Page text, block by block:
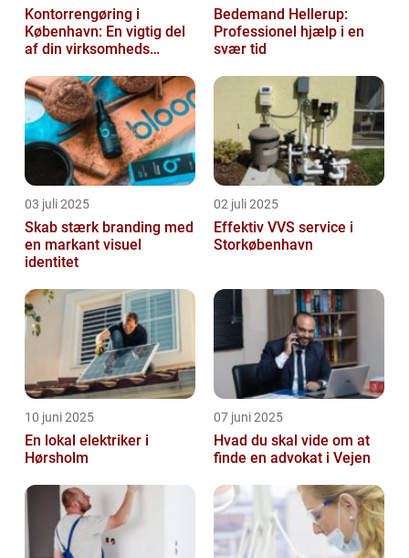
Kontorrengøring i
København: En vigtig del
af din virksomheds
Bedemand Hellerup:
Professionel hjælp i en
svær tid
03 juli 2025
Skab stærk branding med
en markant visuel
identitet
02 juli 2025
Effektiv VVS service i
Storkøbenhavn
10 juni 2025
En lokal elektriker i
Hørsholm
07 juni 2025
Hvad du skal vide om at
finde en advokat i Vejen